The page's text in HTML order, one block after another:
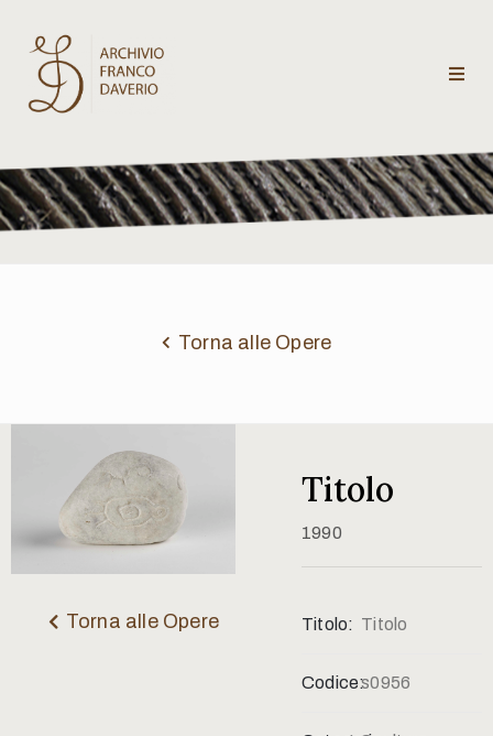
Archivio
Franco
Daverio
critici
Contatti
Torna alle Opere
Torna alle Opere
Titolo
1990
Titolo: Titolo
Codice:s0956